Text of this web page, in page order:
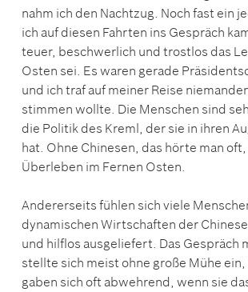
nahm ich den Nachtzug. Noch fast ein
ich auf diesen Fahrten ins Gespräch
teuer, beschwerlich und trostlos das
Osten sei. Es waren gerade
und ich traf auf meiner Reise
stimmen wollte. Die Menschen sind
die Politik des Kreml, der sie in ihren
hat. Ohne Chinesen, das hörte man oft,
Überleben im Fernen Osten.
Andererseits fühlen sich viele
dynamischen Wirtschaften der
und hilflos ausgeliefert. Das Gespräch
stellte sich meist ohne große Mühe
gaben sich oft abwehrend, wenn sie